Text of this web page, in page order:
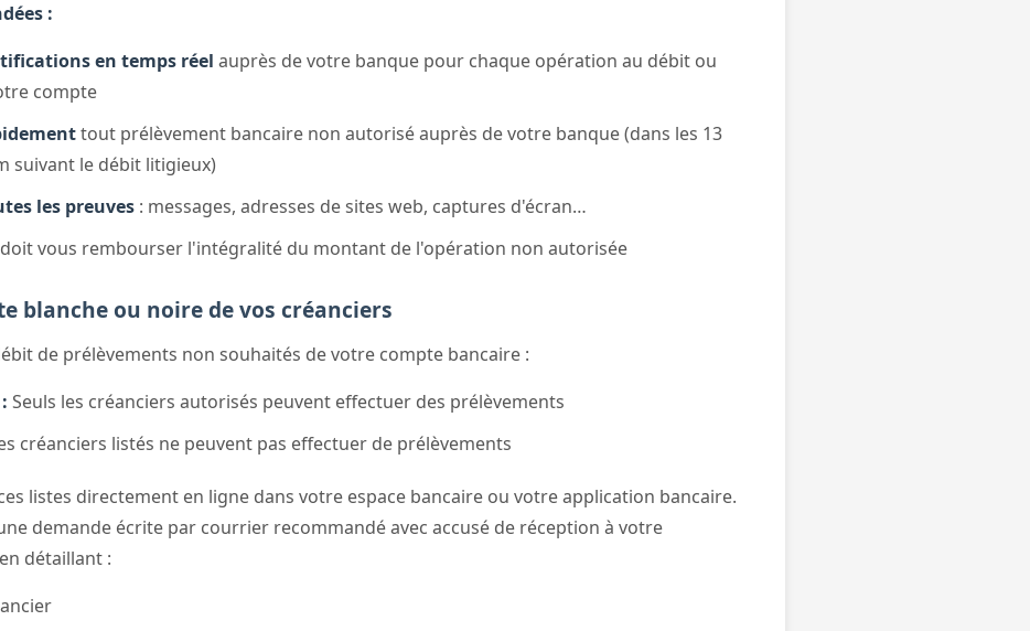
:
en temps réel auprès de votre banque pour chaque opération au débit ou
compte
tout prélèvement bancaire non autorisé auprès de votre banque (dans les 13
suivant le débit litigieux)
les preuves : messages, adresses de sites web, captures d'écran…
vous rembourser l'intégralité du montant de l'opération non autorisée
blanche ou noire de vos créanciers
de prélèvements non souhaités de votre compte bancaire :
Seuls les créanciers autorisés peuvent effectuer des prélèvements
créanciers listés ne peuvent pas effectuer de prélèvements
listes directement en ligne dans votre espace bancaire ou votre application bancaire.
demande écrite par courrier recommandé avec accusé de réception à votre
détaillant :